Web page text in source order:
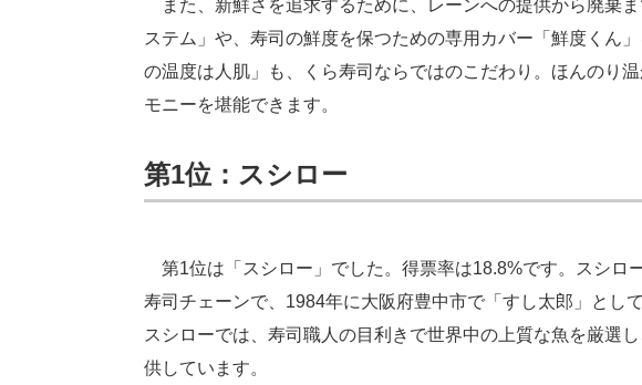
また、新鮮さを追求するために、レーンへの提供から廃棄
ステム」や、寿司の鮮度を保つための専用カバー「鮮度くん
の温度は人肌」も、くら寿司ならではのこだわり。ほんのり
モニーを堪能できます。
第1位：スシロー
第1位は「スシロー」でした。得票率は18.8%です。スシロ
寿司チェーンで、1984年に大阪府豊中市で「すし太郎」とし
スシローでは、寿司職人の目利きで世界中の上質な魚を厳選
供しています。